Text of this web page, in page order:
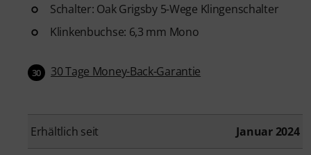
Schalter: Oak Grigsby 5-Wege Klingenschalter
Klinkenbuchse: 6,3 mm Mono
30 30 Tage Money-Back-Garantie
Erhältlich seit Januar 2024